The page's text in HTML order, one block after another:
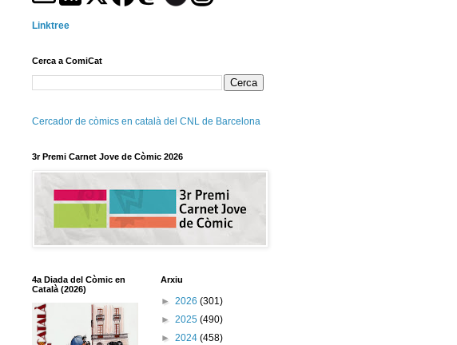
Linktree
Cerca a ComiCat
Cercador de còmics en català del CNL de Barcelona
3r Premi Carnet Jove de Còmic 2026
4a Diada del Còmic en
Català (2026)
Arxiu
► 2026 (301)
► 2025 (490)
► 2024 (458)